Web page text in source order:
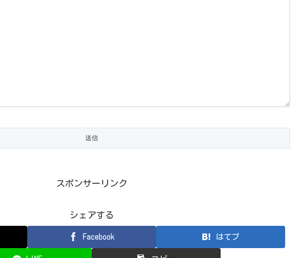
スポンサーリンク
シェアする
Facebook はてブ